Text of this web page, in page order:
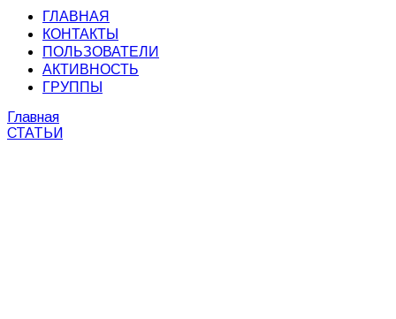
ГЛАВНАЯ
КОНТАКТЫ
ПОЛЬЗОВАТЕЛИ
АКТИВНОСТЬ
ГРУППЫ
Главная
СТАТЬИ